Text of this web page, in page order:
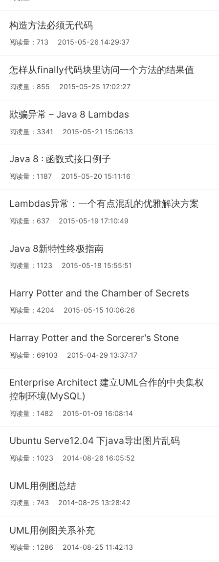
构造方法必须无代码
阅读量：713 2015-05-26 14:29:37
怎样从finally代码块里访问一个方法的结果值
阅读量：855 2015-05-25 17:02:27
欺骗异常 – Java 8 Lambdas
阅读量：3341 2015-05-21 15:06:13
Java 8 : 函数式接口例子
阅读量：1187 2015-05-20 15:11:16
Lambdas异常：一个有点混乱的优雅解决方案
阅读量：637 2015-05-19 17:10:49
Java 8新特性终极指南
阅读量：1123 2015-05-18 15:55:51
Harry Potter and the Chamber of Secrets
阅读量：4204 2015-05-15 10:06:26
Harray Potter and the Sorcerer's Stone
阅读量：69103 2015-04-29 13:37:17
Enterprise Architect 建立UML合作的中央集权
控制环境(MySQL)
阅读量：1482 2015-01-09 16:08:14
Ubuntu Serve12.04 下java导出图片乱码
阅读量：1023 2014-08-26 16:05:52
UML用例图总结
阅读量：743 2014-08-25 13:28:42
UML用例图关系补充
阅读量：1286 2014-08-25 11:42:13